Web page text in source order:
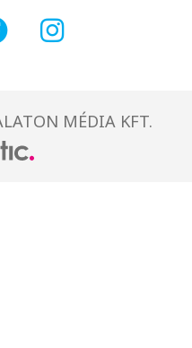
MÉDIA KFT.